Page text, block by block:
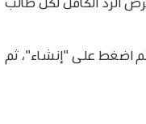
اضغط على "إنشاء"، ثم